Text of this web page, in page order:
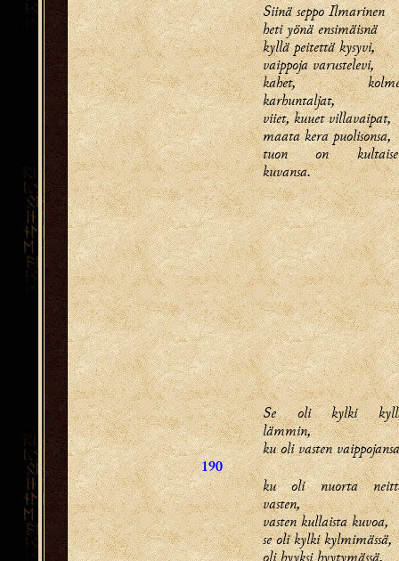
Siinä seppo Ilmarinen
heti yönä ensimäisnä
kyllä peitettä kysyvi,
vaippoja varustelevi,
kahet,
karhuntaljat,
viiet, kuuet villavaipat,
maata kera puolisonsa,
tuon on
kuvansa.
190
Se oli kylki
lämmin,
ku oli vasten
ku oli nuorta
vasten,
vasten kullaista kuvoa,
se oli kylki kylmimässä,
oli hyyksi hyytymässä,